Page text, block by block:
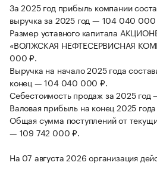
За 2025 год прибыль компании
выручка за 2025 год — 104 040
Размер уставного капитала
«ВОЛЖСКАЯ НЕФТЕСЕРВИСНАЯ
000 ₽.
Выручка на начало 2025 года
конец — 104 040 000 ₽.
Себестоимость продаж за 2025
Валовая прибыль на конец 2025
Общая сумма поступлений от
— 109 742 000 ₽.
На 07 августа 2026 организация